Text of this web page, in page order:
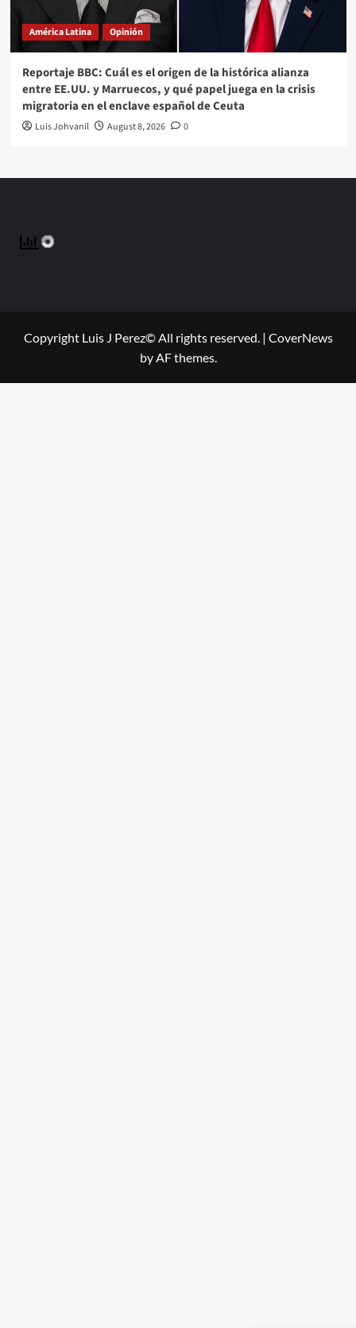
América Latina Opinión
Reportaje BBC: Cuál es el origen de la histórica alianza
entre EE.UU. y Marruecos, y qué papel juega en la crisis
migratoria en el enclave español de Ceuta
Luis Johvanil August 8, 2026 0
Copyright Luis J Perez© All rights reserved. | CoverNews
by AF themes.